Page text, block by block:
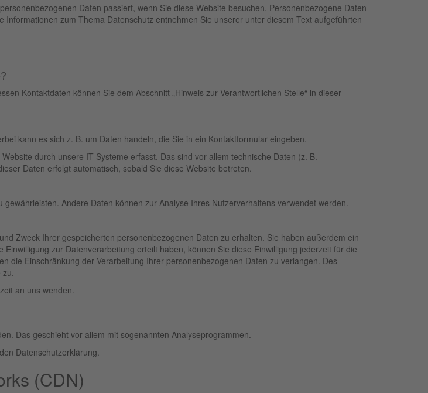
Daten passiert, wenn Sie diese Website besuchen. Personenbezogene Daten
zum Thema Datenschutz entnehmen Sie unserer unter diesem Text aufgeführten
Kontaktdaten können Sie dem Abschnitt „Hinweis zur Verantwortlichen Stelle“ in dieser
kann es sich z. B. um Daten handeln, die Sie in ein Kontaktformular eingeben.
durch unsere IT-Systeme erfasst. Das sind vor allem technische Daten (z. B.
Daten erfolgt automatisch, sobald Sie diese Website betreten.
Andere Daten können zur Analyse Ihres Nutzerverhaltens verwendet werden.
Zweck Ihrer gespeicherten personenbezogenen Daten zu erhalten. Sie haben außerdem ein
zur Datenverarbeitung erteilt haben, können Sie diese Einwilligung jederzeit für die
die Einschränkung der Verarbeitung Ihrer personenbezogenen Daten zu verlangen. Des
zu.
an uns wenden.
Das geschieht vor allem mit sogenannten Analyseprogrammen.
Datenschutzerklärung.
(CDN)